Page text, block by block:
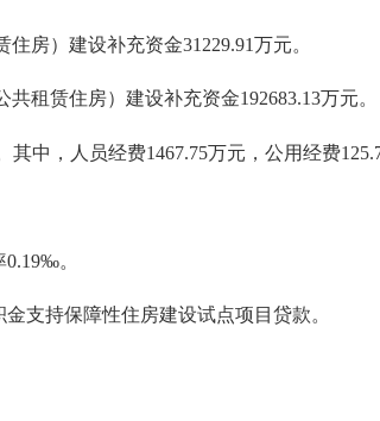
房）建设补充资金31229.91万元。
租赁住房）建设补充资金192683.13万元。
，人员经费1467.75万元，公用经费
。
支持保障性住房建设试点项目贷款。